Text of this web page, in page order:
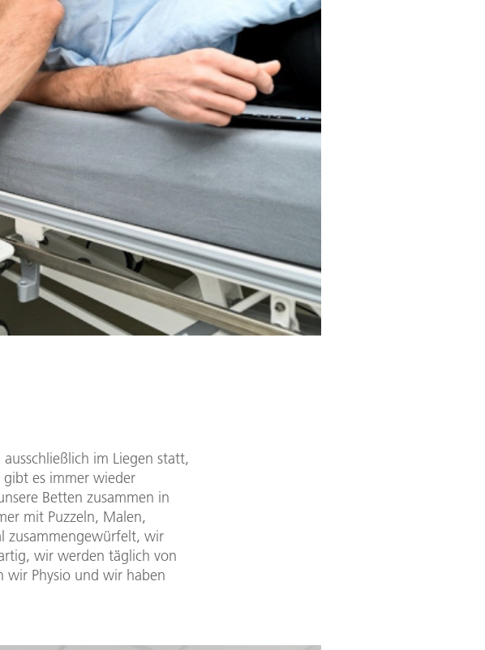
im Liegen statt,
es immer wieder
Betten zusammen in
mit Puzzeln, Malen,
zusammengewürfelt, wir
wir werden täglich von
wir Physio und wir haben